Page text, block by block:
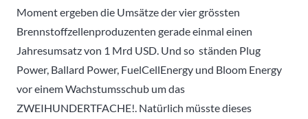
Moment ergeben die Umsätze der vier grössten
Brennstoffzellenproduzenten gerade einmal einen
Jahresumsatz von 1 Mrd USD. Und so ständen Plug
Power, Ballard Power, FuelCellEnergy und Bloom Energy
vor einem Wachstumsschub um das
ZWEIHUNDERTFACHE!. Natürlich müsste dieses